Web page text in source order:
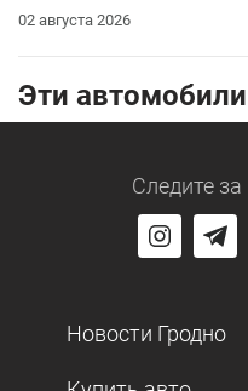
02 августа 2026
Эти
Следите
Новости Гродно